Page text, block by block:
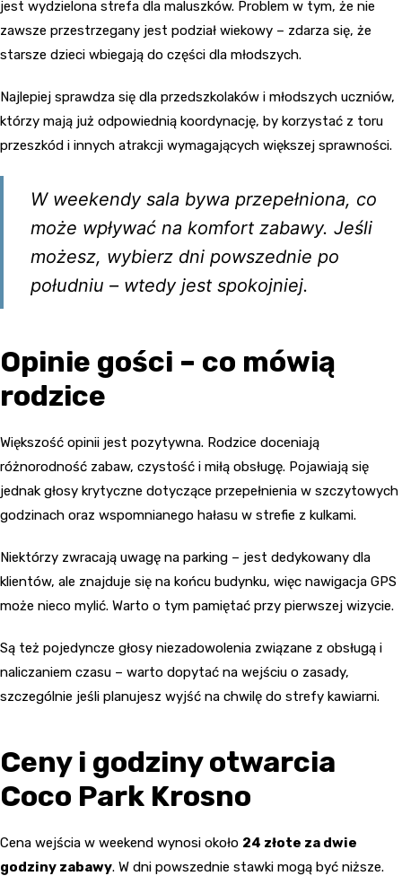
jest wydzielona strefa dla maluszków. Problem w tym, że nie
zawsze przestrzegany jest podział wiekowy – zdarza się, że
starsze dzieci wbiegają do części dla młodszych.
Najlepiej sprawdza się dla przedszkolaków i młodszych uczniów,
którzy mają już odpowiednią koordynację, by korzystać z toru
przeszkód i innych atrakcji wymagających większej sprawności.
W weekendy sala bywa przepełniona, co
może wpływać na komfort zabawy. Jeśli
możesz, wybierz dni powszednie po
południu – wtedy jest spokojniej.
Opinie gości – co mówią
rodzice
Większość opinii jest pozytywna. Rodzice doceniają
różnorodność zabaw, czystość i miłą obsługę. Pojawiają się
jednak głosy krytyczne dotyczące przepełnienia w szczytowych
godzinach oraz wspomnianego hałasu w strefie z kulkami.
Niektórzy zwracają uwagę na parking – jest dedykowany dla
klientów, ale znajduje się na końcu budynku, więc nawigacja GPS
może nieco mylić. Warto o tym pamiętać przy pierwszej wizycie.
Są też pojedyncze głosy niezadowolenia związane z obsługą i
naliczaniem czasu – warto dopytać na wejściu o zasady,
szczególnie jeśli planujesz wyjść na chwilę do strefy kawiarni.
Ceny i godziny otwarcia
Coco Park Krosno
Cena wejścia w weekend wynosi około 24 złote za dwie
godziny zabawy. W dni powszednie stawki mogą być niższe.